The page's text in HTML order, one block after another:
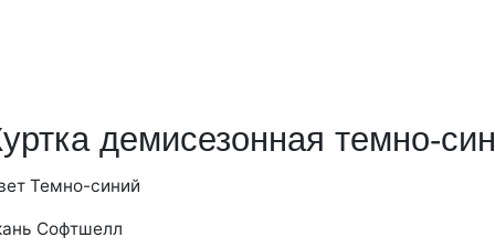
демисезонная темно-
Темно-синий
Софтшелл